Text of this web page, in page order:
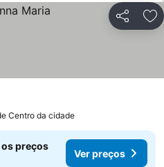
Partilhar
Centro da cidade
os preços
Ver preços